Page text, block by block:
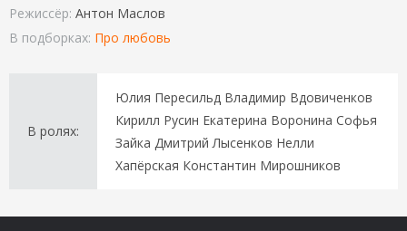
Режиссёр: Антон Маслов
В подборках: Про любовь
В ролях:
Юлия Пересильд Владимир Вдовиченков
Кирилл Русин Екатерина Воронина Софья
Зайка Дмитрий Лысенков Нелли
Хапёрская Константин Мирошников